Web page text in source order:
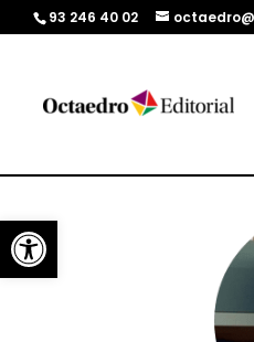
Abrir barra de herramientas
93 246 40 02